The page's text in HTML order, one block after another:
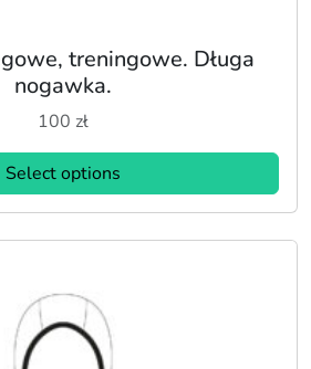
treningowe. Długa
nogawka.
100 zł
Select options